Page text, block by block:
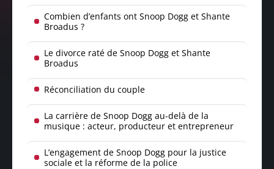
Combien d’enfants ont Snoop Dogg et Shante
Broadus ?
Le divorce raté de Snoop Dogg et Shante
Broadus
Réconciliation du couple
La carrière de Snoop Dogg au-delà de la
musique : acteur, producteur et entrepreneur
L’engagement de Snoop Dogg pour la justice
sociale et la réforme de la police